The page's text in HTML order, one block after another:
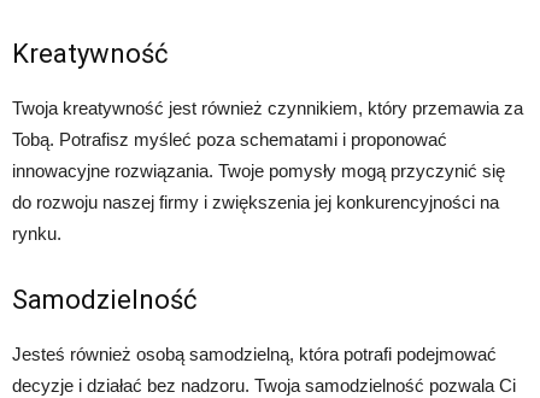
Kreatywność
Twoja kreatywność jest również czynnikiem, który przemawia za
Tobą. Potrafisz myśleć poza schematami i proponować
innowacyjne rozwiązania. Twoje pomysły mogą przyczynić się
do rozwoju naszej firmy i zwiększenia jej konkurencyjności na
rynku.
Samodzielność
Jesteś również osobą samodzielną, która potrafi podejmować
decyzje i działać bez nadzoru. Twoja samodzielność pozwala Ci